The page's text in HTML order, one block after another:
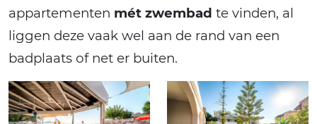
appartementen mét zwembad te vinden, al
liggen deze vaak wel aan de rand van een
badplaats of net er buiten.